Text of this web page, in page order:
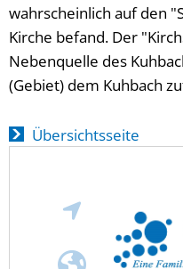
wahrscheinlich auf den
Kirche befand. Der
Nebenquelle des
(Gebiet) dem Kuhbach
Übersichtsseite